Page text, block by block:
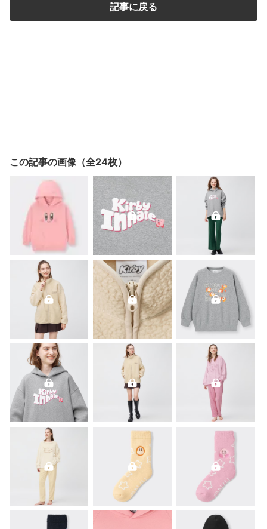
記事に戻る
この記事の画像（全24枚）